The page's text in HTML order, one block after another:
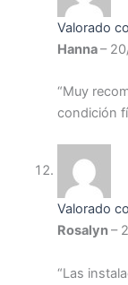
Valorado
Hanna–
“Muy
condición
Valorado
Rosalyn–
“Las